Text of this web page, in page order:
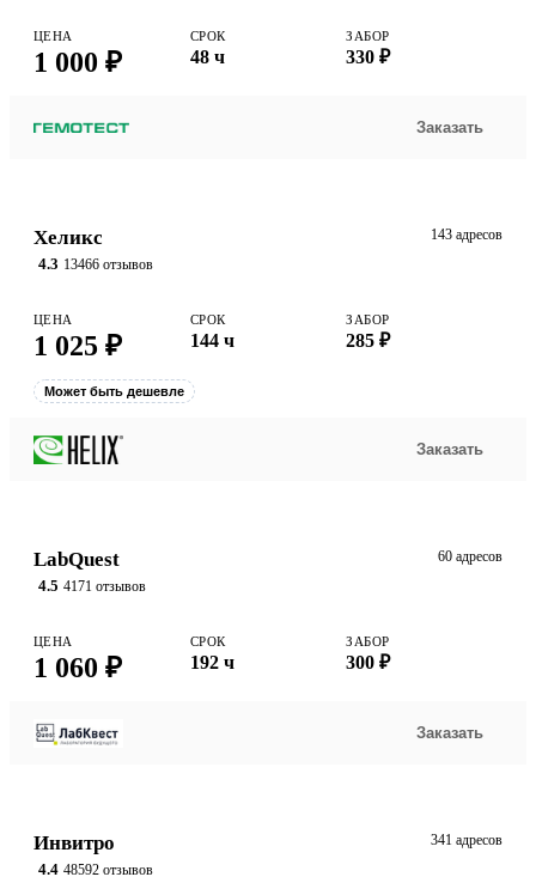
ЦЕНА
1 000 ₽
СРОК
48 ч
ЗАБОР
330 ₽
Заказать
Хеликс
4.3 13466 отзывов
143 адресов
ЦЕНА
1 025 ₽
СРОК
144 ч
ЗАБОР
285 ₽
Может быть дешевле
Заказать
LabQuest
4.5 4171 отзывов
60 адресов
ЦЕНА
1 060 ₽
СРОК
192 ч
ЗАБОР
300 ₽
Заказать
Инвитро
4.4 48592 отзывов
341 адресов